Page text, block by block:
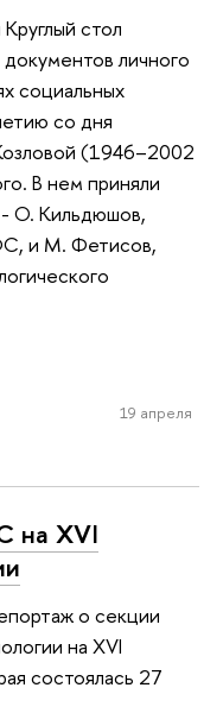
стол
личного
социальных
со дня
(1946–2002
В нем приняли
- О. Кильдюшов,
и М. Фетисов,
19 апреля
на XVI
о секции
на XVI
состоялась 27